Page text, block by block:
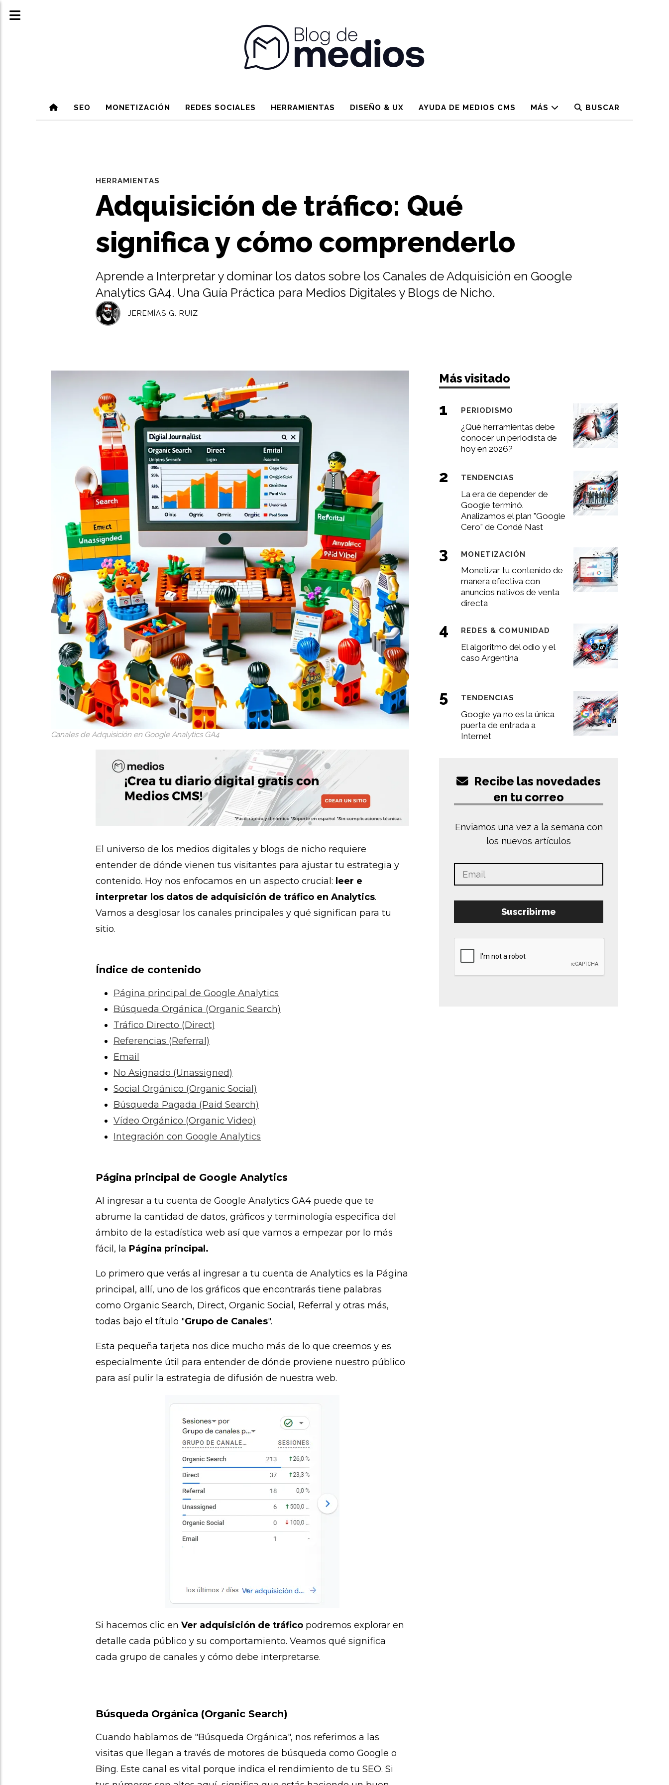
SEO MONETIZACIÓN REDES SOCIALES HERRAMIENTAS DISEÑO & UX AYUDA DE MEDIOS CMS MÁS BUSCAR
Adquisición de tráfico: Qué
significa y cómo comprenderlo
Aprende a Interpretar y dominar los datos sobre los Canales de Adquisición en Google
Analytics GA4. Una Guía Práctica para Medios Digitales y Blogs de Nicho.
HERRAMIENTAS
JEREMÍAS G. RUIZ
Canales de Adquisición en Google Analytics GA4
El universo de los medios digitales y blogs de nicho requiere
entender de dónde vienen tus visitantes para ajustar tu estrategia y
contenido. Hoy nos enfocamos en un aspecto crucial: leer e
interpretar los datos de adquisición de tráfico en Analytics.
Vamos a desglosar los canales principales y qué significan para tu
sitio.
Índice de contenido
Página principal de Google Analytics
Búsqueda Orgánica (Organic Search)
Tráfico Directo (Direct)
Referencias (Referral)
Email
No Asignado (Unassigned)
Social Orgánico (Organic Social)
Búsqueda Pagada (Paid Search)
Vídeo Orgánico (Organic Video)
Integración con Google Analytics
Página principal de Google Analytics
Al ingresar a tu cuenta de Google Analytics GA4 puede que te
abrume la cantidad de datos, gráficos y terminología específica del
ámbito de la estadística web así que vamos a empezar por lo más
fácil, la Página principal.
Lo primero que verás al ingresar a tu cuenta de Analytics es la Página
principal, allí, uno de los gráficos que encontrarás tiene palabras
como Organic Search, Direct, Organic Social, Referral y otras más,
todas bajo el título "Grupo de Canales".
Esta pequeña tarjeta nos dice mucho más de lo que creemos y es
especialmente útil para entender de dónde proviene nuestro público
para así pulir la estrategia de difusión de nuestra web.
Si hacemos clic en Ver adquisición de tráfico podremos explorar en
detalle cada público y su comportamiento. Veamos qué significa
cada grupo de canales y cómo debe interpretarse.
Búsqueda Orgánica (Organic Search)
Cuando hablamos de "Búsqueda Orgánica", nos referimos a las
visitas que llegan a través de motores de búsqueda como Google o
Bing. Este canal es vital porque indica el rendimiento de tu SEO. Si
Más visitado
¿Qué herramientas debe
conocer un periodista de
hoy en 2026?
PERIODISMO
La era de depender de
Google terminó.
Analizamos el plan "Google
Cero" de Condé Nast
TENDENCIAS
Monetizar tu contenido de
manera efectiva con
anuncios nativos de venta
directa
MONETIZACIÓN
El algoritmo del odio y el
caso Argentina
REDES & COMUNIDAD
Google ya no es la única
puerta de entrada a
Internet
TENDENCIAS
Recibe las novedades
en tu correo
Enviamos una vez a la semana con
los nuevos artículos
Suscribirme